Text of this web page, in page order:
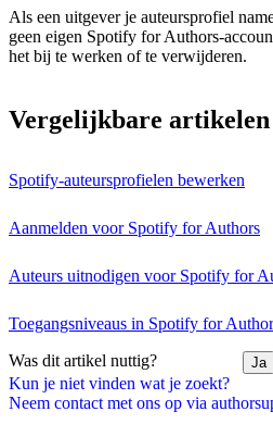
Kun je niet vinden wat je zoekt?
Neem contact met ons op via
Als een uitgever je auteursprofiel
geen eigen Spotify for Authors-
het bij te werken of te verwijderen.
Vergelijkbare artikelen
Spotify-auteursprofielen bewerken
Aanmelden voor Spotify for Authors
Auteurs uitnodigen voor Spotify for
Toegangsniveaus in Spotify for
Was dit artikel nuttig? Ja